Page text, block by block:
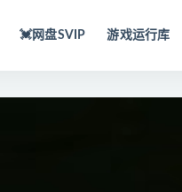
💓网盘SVIP 游戏运行库